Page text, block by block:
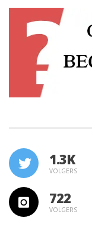
1.3K
VOLGERS
722
VOLGERS